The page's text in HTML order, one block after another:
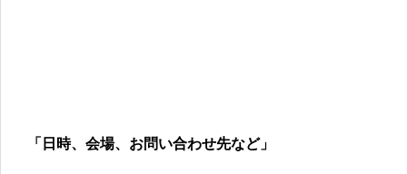
「日時、会場、お問い合わせ先など」